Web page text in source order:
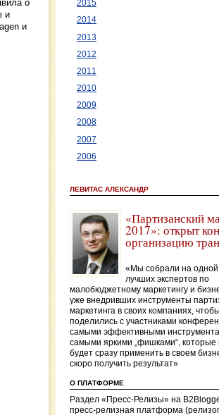
о
и
и
2015
2014
2013
2012
2011
2010
2009
2008
2007
2006
ЛЕВИТАС АЛЕКСАНДР
«Партизанский
2017»: открыт
организацию
«Мы собрали на одной
лучших экспертов по
малобюджетному маркетингу и
уже внедривших инструменты
маркетинга в своих компаниях,
поделились с участниками
самыми эффективными
самыми яркими „фишками“, которые
будет сразу применить в своем
скоро получить результат»
О ПЛАТФОРМЕ
Раздел «Пресс-Релизы» на
пресс-релизная платформа